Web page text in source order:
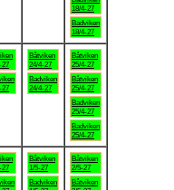
18/4-27
Badviken
18/4-27
27
27
Båtviken
24/4-27
Badviken
24/4-27
Båtviken
25/4-27
Båtviken
25/4-27
Badviken
25/4-27
Badviken
25/4-27
27
Båtviken
1/5-27
Badviken
Båtviken
2/5-27
Båtviken